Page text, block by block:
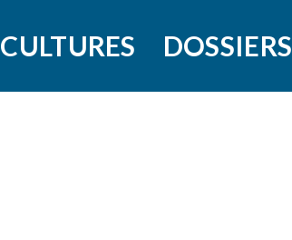
CULTURES DOSSIERS